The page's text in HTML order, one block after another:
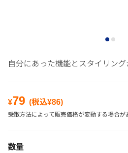
自分にあった機能とスタイリング
¥79 (税込¥86)
受取方法によって販売価格が変動する場合が
数量